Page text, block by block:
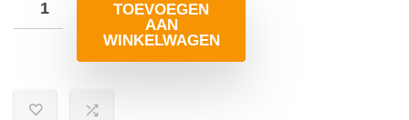
TOEVOEGEN
AAN
WINKELWAGEN